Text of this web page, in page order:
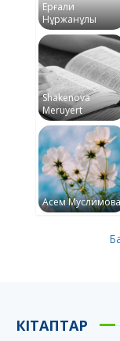
Ерғали
Нұржанұлы
Shakenova
Meruyert
Асем Муслимова
КІТАПТАР